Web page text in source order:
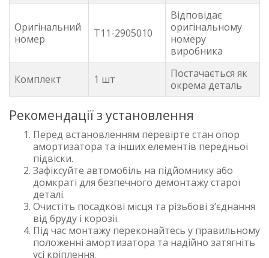
Оригінальний
номер
T11-2905010
Відповідає
оригінальному
номеру
виробника
Комплект 1 шт
Постачається як
окрема деталь
Рекомендації з установлення
Перед встановленням перевірте стан опор
амортизатора та інших елементів передньої
підвіски.
Зафіксуйте автомобіль на підйомнику або
домкраті для безпечного демонтажу старої
деталі.
Очистіть посадкові місця та різьбові з’єднання
від бруду і корозії.
Під час монтажу переконайтесь у правильному
положенні амортизатора та надійно затягніть
усі кріплення.